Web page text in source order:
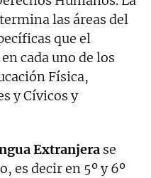
las áreas del
que el
cada uno de los
Física,
y Cívicos y
Extranjera se
es decir en 5º y 6º